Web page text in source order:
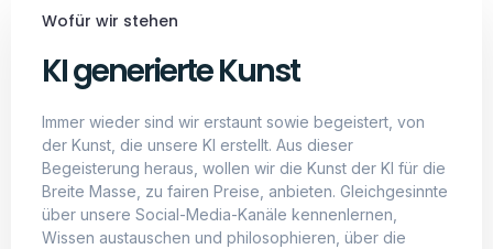
Wofür wir stehen
KI generierte Kunst
Immer wieder sind wir erstaunt sowie begeistert, von
der Kunst, die unsere KI erstellt. Aus dieser
Begeisterung heraus, wollen wir die Kunst der KI für die
Breite Masse, zu fairen Preise, anbieten. Gleichgesinnte
über unsere Social-Media-Kanäle kennenlernen,
Wissen austauschen und philosophieren, über die